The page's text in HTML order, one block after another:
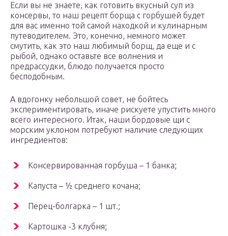
Если вы не знаете, как готовить вкусный суп из
консервы, то наш рецепт борща с горбушей будет
для вас именно той самой находкой и кулинарным
путеводителем. Это, конечно, немного может
смутить, как это наш любимый борщ, да еще и с
рыбой, однако оставьте все волнения и
предрассудки, блюдо получается просто
бесподобным.
А вдогонку небольшой совет, не бойтесь
экспериментировать, иначе рискуете упустить много
всего интересного. Итак, наши бордовые щи с
морским уклоном потребуют наличие следующих
ингредиентов:
Консервированная горбуша – 1 банка;
Капуста – ½ среднего кочана;
Перец-болгарка – 1 шт.;
Картошка -3 клубня;